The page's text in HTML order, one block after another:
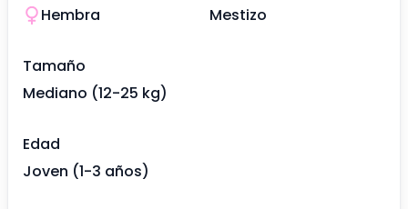
Hembra
Mestizo
Tamaño
Mediano (12-25 kg)
Edad
Joven (1-3 años)